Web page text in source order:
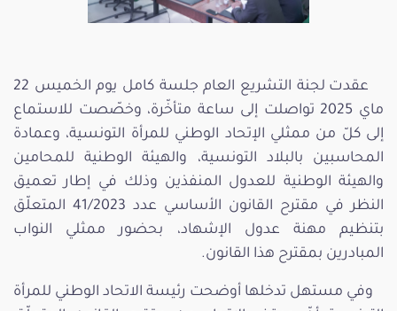
عقدت لجنة التشريع العام جلسة كامل يوم الخميس 22
ماي 2025 تواصلت إلى ساعة متأخّرة، وخصّصت للاستماع
إلى كلّ من ممثلي الإتحاد الوطني للمرأة التونسية، وعمادة
المحاسبين بالبلاد التونسية، والهيئة الوطنية للمحامين
والهيئة الوطنية للعدول المنفذين وذلك في إطار تعميق
النظر في مقترح القانون الأساسي عدد 41/2023 المتعلّق
بتنظيم مهنة عدول الإشهاد، بحضور ممثلي النواب
المبادرين بمقترح هذا القانون.
وفي مستهل تدخلها أوضحت رئيسة الاتحاد الوطني للمرأة